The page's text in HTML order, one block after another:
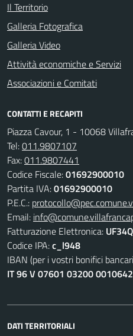
Il Territorio
Galleria Fotografica
Galleria Video
Attività economiche e Servizi
Associazioni e Comitati
CONTATTI E RECAPITI
Piazza Cavour, 1 - 10068
Tel:011.9807107
Fax:011.9807441
Codice Fiscale:01692900010
Partita IVA:01692900010
P.E.C.:
Email:
Fatturazione Elettronica:
Codice IPA:c_l948
IBAN (per i vostri bonifici
IT 96 V 07601 03200
DATI TERRITORIALI